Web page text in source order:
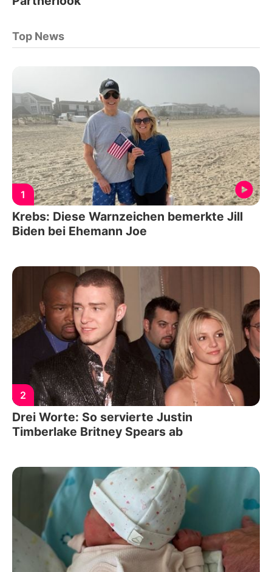
Top News
1
Krebs: Diese Warnzeichen bemerkte Jill
Biden bei Ehemann Joe
2
Drei Worte: So servierte Justin
Timberlake Britney Spears ab